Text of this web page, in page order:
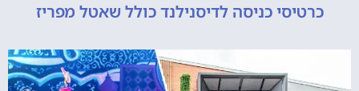
כרטיסי כניסה לדיסנילנד כולל שאטל מפריז